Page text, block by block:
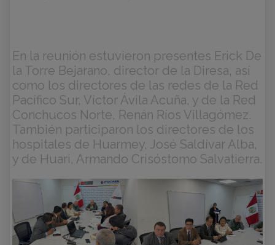
En la reunión estuvieron presentes Erick De
la Torre Bejarano, director de la Diresa, así
como los directores de las redes de la Red
Pacífico Sur, Víctor Ávila Acuña, y de la Red
Conchucos Norte, Renán Ríos Villagómez.
También participaron los directores de los
hospitales de Huarmey, José Saldívar Alba,
y de Huari, Armando Crisóstomo Salvatierra.